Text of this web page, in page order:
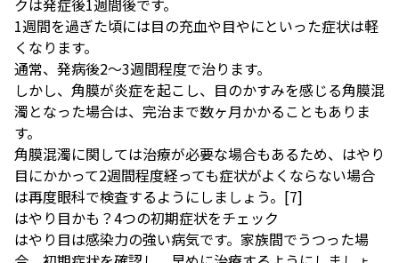
クは発症後1週間後です。
1週間を過ぎた頃には目の充血や目やにといった症状は軽
くなります。
通常、発病後2〜3週間程度で治ります。
しかし、角膜が炎症を起こし、目のかすみを感じる角膜混
濁となった場合は、完治まで数ヶ月かかることもありま
す。
角膜混濁に関しては治療が必要な場合もあるため、はやり
目にかかって2週間程度経っても症状がよくならない場合
は再度眼科で検査するようにしましょう。 [7]
はやり目かも？4つの初期症状をチェック
はやり目は感染力の強い病気です。家族間でうつった場